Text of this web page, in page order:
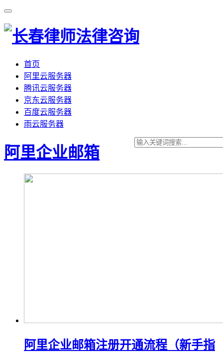
首页
阿里云服务器
腾讯云服务器
京东云服务器
百度云服务器
雨云服务器
阿里企业邮箱
阿里企业邮箱注册开通流程（新手指